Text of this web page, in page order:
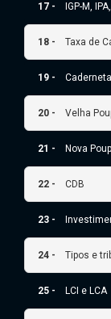
17 - IGP-M,
18 - Taxa de
19 -
20 - Velha
21 - Nova
22 - CDB
23 -
24 - Tipos e
25 - LCI e LCA